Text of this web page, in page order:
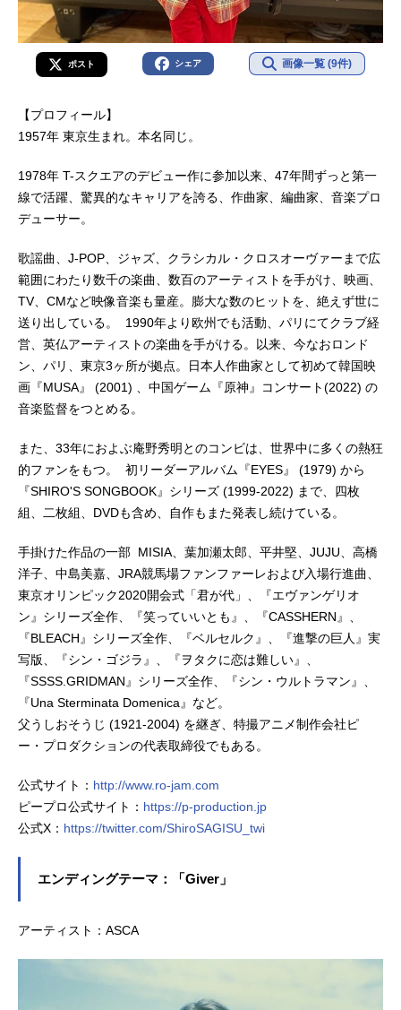
ポスト シェア 画像一覧 (9件)
【プロフィール】
1957年 東京生まれ。本名同じ。
1978年 T-スクエアのデビュー作に参加以来、47年間ずっと第一
線で活躍、驚異的なキャリアを誇る、作曲家、編曲家、音楽プロ
デューサー。
歌謡曲、J-POP、ジャズ、クラシカル・クロスオーヴァーまで広
範囲にわたり数千の楽曲、数百のアーティストを手がけ、映画、
TV、CMなど映像音楽も量産。膨大な数のヒットを、絶えず世に
送り出している。 1990年より欧州でも活動、パリにてクラブ経
営、英仏アーティストの楽曲を手がける。以来、今なおロンド
ン、パリ、東京3ヶ所が拠点。日本人作曲家として初めて韓国映
画『MUSA』 (2001) 、中国ゲーム『原神』コンサート(2022) の
音楽監督をつとめる。
また、33年におよぶ庵野秀明とのコンビは、世界中に多くの熱狂
的ファンをもつ。 初リーダーアルバム『EYES』 (1979) から
『SHIRO'S SONGBOOK』シリーズ (1999-2022) まで、四枚
組、二枚組、DVDも含め、自作もまた発表し続けている。
手掛けた作品の一部 MISIA、葉加瀬太郎、平井堅、JUJU、高橋
洋子、中島美嘉、JRA競馬場ファンファーレおよび入場行進曲、
東京オリンピック2020開会式「君が代」、『エヴァンゲリオ
ン』シリーズ全作、『笑っていいとも』、『CASSHERN』、
『BLEACH』シリーズ全作、『ベルセルク』、『進撃の巨人』実
写版、『シン・ゴジラ』、『ヲタクに恋は難しい』、
『SSSS.GRIDMAN』シリーズ全作、『シン・ウルトラマン』、
『Una Sterminata Domenica』など。
父うしおそうじ (1921-2004) を継ぎ、特撮アニメ制作会社ピ
ー・プロダクションの代表取締役でもある。
公式サイト： http://www.ro-jam.com
ピープロ公式サイト： https://p-production.jp
公式X： https://twitter.com/ShiroSAGISU_twi
エンディングテーマ：「Giver」
アーティスト：ASCA